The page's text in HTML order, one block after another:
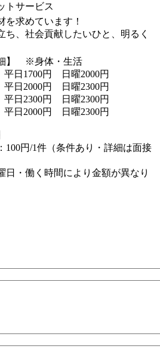
トサービス
求めています！
ち、社会貢献したいひと、明るく
細】 ※身体・生活
平日1700円 日曜2000円
平日2000円 日曜2300円
平日2300円 日曜2300円
平日2000円 日曜2300円
100円/1件（条件あり・詳細は面接
日・働く時間により金額が異なり